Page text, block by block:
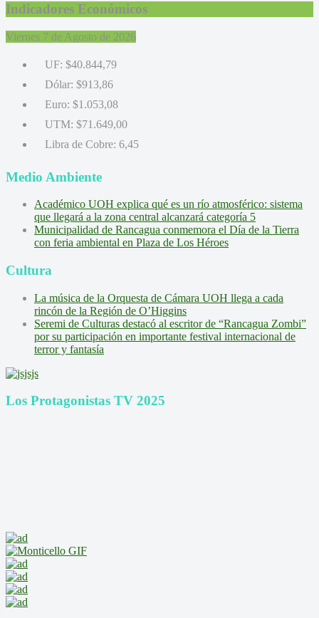
Indicadores Económicos
Viernes 7 de Agosto de 2026
UF: $40.844,79
Dólar: $913,86
Euro: $1.053,08
UTM: $71.649,00
Libra de Cobre: 6,45
Medio Ambiente
Académico UOH explica qué es un río atmosférico: sistema
que llegará a la zona central alcanzará categoría 5
Municipalidad de Rancagua conmemora el Día de la Tierra
con feria ambiental en Plaza de Los Héroes
Cultura
La música de la Orquesta de Cámara UOH llega a cada
rincón de la Región de O’Higgins
Seremi de Culturas destacó al escritor de “Rancagua Zombi”
por su participación en importante festival internacional de
terror y fantasía
Los Protagonistas TV 2025